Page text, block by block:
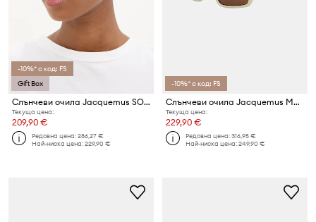
-10%* с код: FS
Gift Box
Слънчеви очила Jacquemus SOLE
Текуща цена:
209,90 €
Редовна цена:286,27 €
Най-ниска цена:229,90 €
-10%* с код: FS
Слънчеви очила Jacquemus MARINO
Текуща цена:
229,90 €
Редовна цена:316,95 €
Най-ниска цена:249,90 €